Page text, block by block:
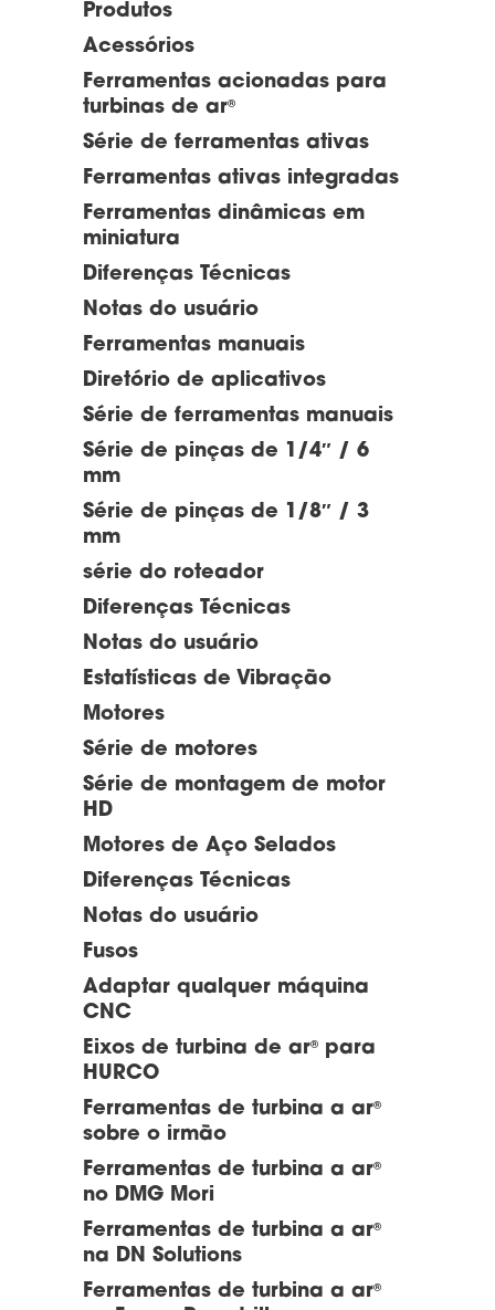
Produtos
Acessórios
Ferramentas acionadas para
turbinas de ar®
Série de ferramentas ativas
Ferramentas ativas integradas
Ferramentas dinâmicas em
miniatura
Diferenças Técnicas
Notas do usuário
Ferramentas manuais
Diretório de aplicativos
Série de ferramentas manuais
Série de pinças de 1/4″ / 6
mm
Série de pinças de 1/8″ / 3
mm
série do roteador
Diferenças Técnicas
Notas do usuário
Estatísticas de Vibração
Motores
Série de motores
Série de montagem de motor
HD
Motores de Aço Selados
Diferenças Técnicas
Notas do usuário
Fusos
Adaptar qualquer máquina
CNC
Eixos de turbina de ar®
para
HURCO
Ferramentas de turbina a ar®
sobre o irmão
Ferramentas de turbina a ar®
no DMG Mori
Ferramentas de turbina a ar®
na DN Solutions
Ferramentas de turbina a ar®